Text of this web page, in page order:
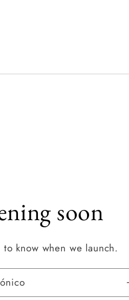
soon
know when we launch.